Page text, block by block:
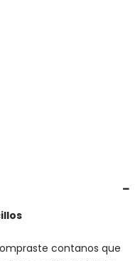
contanos que